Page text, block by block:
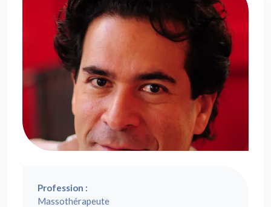
Profession :
Massothérapeute